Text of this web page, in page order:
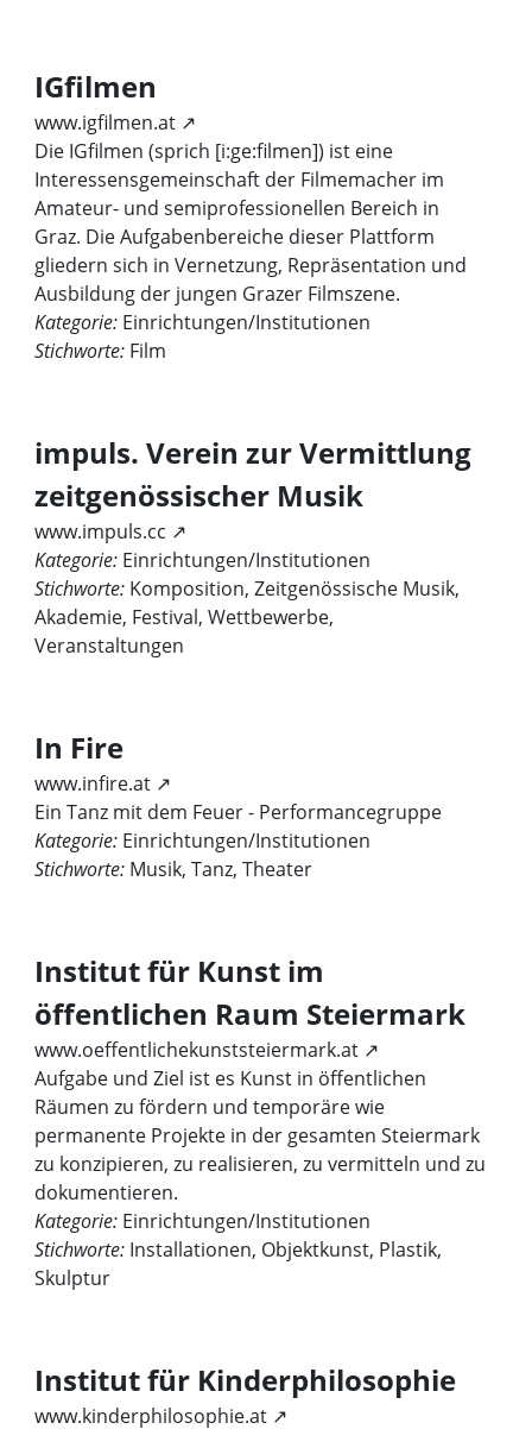
IGfilmen
www.igfilmen.at ↗
Die IGfilmen (sprich [i:ge:filmen]) ist eine
Interessensgemeinschaft der Filmemacher im
Amateur- und semiprofessionellen Bereich in
Graz. Die Aufgabenbereiche dieser Plattform
gliedern sich in Vernetzung, Repräsentation und
Ausbildung der jungen Grazer Filmszene.
Kategorie: Einrichtungen/Institutionen
Stichworte: Film
impuls. Verein zur Vermittlung
zeitgenössischer Musik
www.impuls.cc ↗
Kategorie: Einrichtungen/Institutionen
Stichworte: Komposition, Zeitgenössische Musik,
Akademie, Festival, Wettbewerbe,
Veranstaltungen
In Fire
www.infire.at ↗
Ein Tanz mit dem Feuer - Performancegruppe
Kategorie: Einrichtungen/Institutionen
Stichworte: Musik, Tanz, Theater
Institut für Kunst im
öffentlichen Raum Steiermark
www.oeffentlichekunststeiermark.at ↗
Aufgabe und Ziel ist es Kunst in öffentlichen
Räumen zu fördern und temporäre wie
permanente Projekte in der gesamten Steiermark
zu konzipieren, zu realisieren, zu vermitteln und zu
dokumentieren.
Kategorie: Einrichtungen/Institutionen
Stichworte: Installationen, Objektkunst, Plastik,
Skulptur
Institut für Kinderphilosophie
www.kinderphilosophie.at ↗